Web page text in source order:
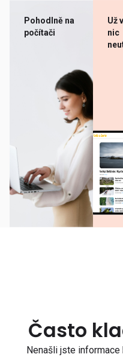
Pohodlně na
počítači
Už
nic
Často
Nenašli jste